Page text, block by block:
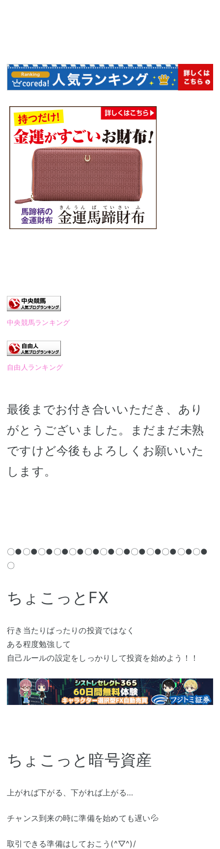
中央競馬ランキング
自由人ランキング
最後までお付き合いいただき、あり
がとうございました。まだまだ未熟
ですけど今後もよろしくお願いいた
します。
〇●〇●〇●〇●〇●〇●〇●〇●〇●〇●〇●〇●〇●
〇
ちょこっとFX
行き当たりばったりの投資ではなく
ある程度勉強して
自己ルールの設定をしっかりして投資を始めよう！！
ちょこっと暗号資産
上がれば下がる、下がれば上がる…
チャンス到来の時に準備を始めても遅い💦
取引できる準備はしておこう(^▽^)/